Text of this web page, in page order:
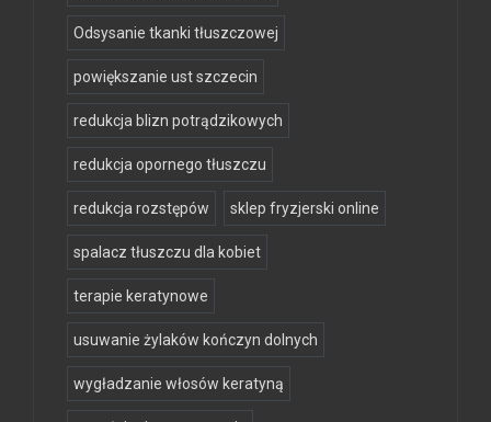
Odsysanie tkanki tłuszczowej
powiększanie ust szczecin
redukcja blizn potrądzikowych
redukcja opornego tłuszczu
redukcja rozstępów sklep fryzjerski online
spalacz tłuszczu dla kobiet
terapie keratynowe
usuwanie żylaków kończyn dolnych
wygładzanie włosów keratyną